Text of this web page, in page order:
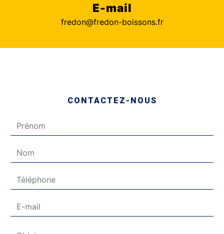
E-mail
fredon@fredon-boissons.fr
CONTACTEZ-NOUS